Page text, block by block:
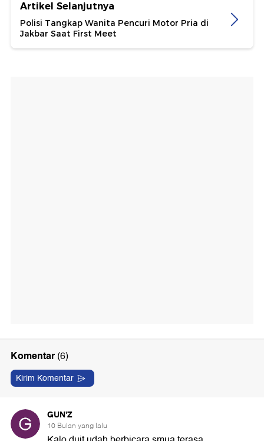
Artikel Selanjutnya
Polisi Tangkap Wanita Pencuri Motor Pria di
Jakbar Saat First Meet